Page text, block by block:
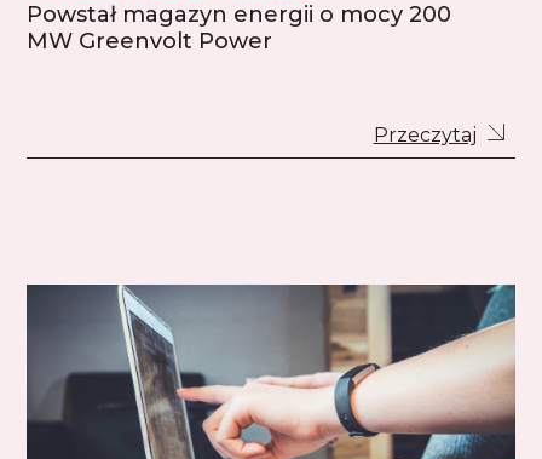
Powstał magazyn energii o mocy 200
MW Greenvolt Power
Przeczytaj